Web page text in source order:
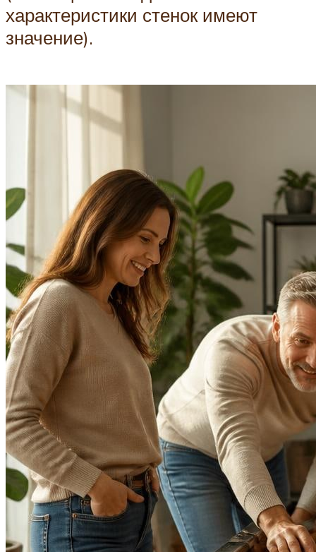
характеристики стенок имеют
значение).